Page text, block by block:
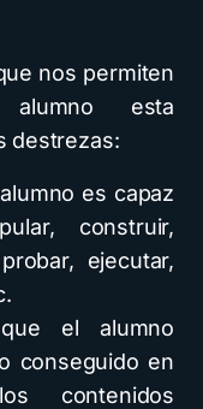
nos permiten
esta
destrezas:
es capaz
construir,
ejecutar,
el alumno
conseguido en
contenidos